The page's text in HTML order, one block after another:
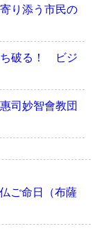
り添う市民の
ち破る！ ビジ
司妙智會教団
ご命日（布薩